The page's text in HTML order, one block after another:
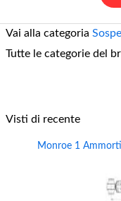
Vai alla categoria
Tutte le categorie del
Visti di recente
Monroe 1